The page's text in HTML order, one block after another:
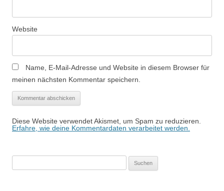
Website
Name, E-Mail-Adresse und Website in diesem Browser für
meinen nächsten Kommentar speichern.
Diese Website verwendet Akismet, um Spam zu reduzieren.
Erfahre, wie deine Kommentardaten verarbeitet werden.